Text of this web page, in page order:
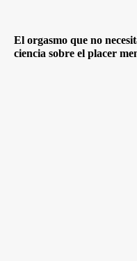
El orgasmo que no
ciencia sobre el placer